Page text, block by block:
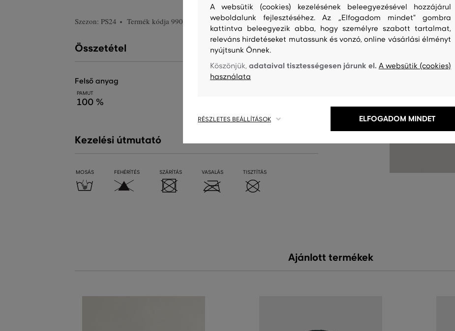
Szezon: PS24 Termék kódja 990108-723-GC-113
Összetétel
felső anyag
PAMUT
100 %
Kezelési útmutató
MOSÁS FEHÉRÍTÉS SZÁRÍTÁS VASALÁS TISZTÍTÁS
Ajánlott termékek
A websütik (cookies) kezelésének beleegyezésével hozzájárul
weboldalunk fejlesztéséhez. Az „Elfogadom mindet" gombra
kattintva beleegyezik abba, hogy személyre szabott tartalmat,
releváns hirdetéseket mutassunk és vonzó, online vásárlási élményt
nyújtsunk Önnek.
Köszönjük,adataival tisztességesen járunk el. A websütik (cookies)
használata
RÉSZLETES BEÁLLÍTÁSOK ELFOGADOM MINDET